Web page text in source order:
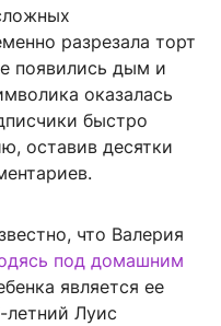
разрезала торт
появились дым и
оказалась
быстро
оставив десятки
что Валерия
под домашним
является ее
летний Луис